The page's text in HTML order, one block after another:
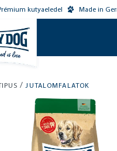
kutyaeledel Made in
/ JUTALOMFALATOK